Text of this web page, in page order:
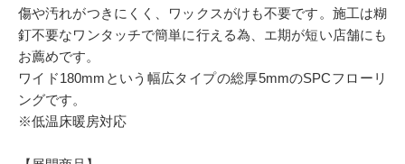
傷や汚れがつきにくく、ワックスがけも不要です。施工は糊
釘不要なワンタッチで簡単に行える為、エ期が短い店舗にも
お薦めです。
ワイド180mmという幅広タイプの総厚5mmのSPCフローリ
ングです。
※低温床暖房対応